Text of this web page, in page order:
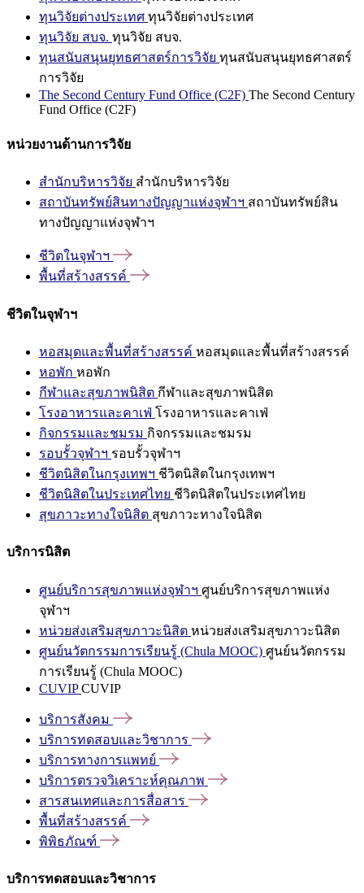
ทุนวิจัยต่างประเทศ ทุนวิจัยต่างประเทศ
ทุนวิจัย สบจ. ทุนวิจัย สบจ.
ทุนสนับสนุนยุทธศาสตร์การวิจัย ทุนสนับสนุนยุทธศาสตร์
การวิจัย
The Second Century Fund Office (C2F) The Second Century
Fund Office (C2F)
หน่วยงานด้านการวิจัย
สำนักบริหารวิจัย สำนักบริหารวิจัย
สถาบันทรัพย์สินทางปัญญาแห่งจุฬาฯ สถาบันทรัพย์สิน
ทางปัญญาแห่งจุฬาฯ
ชีวิตในจุฬาฯ
พื้นที่สร้างสรรค์
ชีวิตในจุฬาฯ
หอสมุดและพื้นที่สร้างสรรค์ หอสมุดและพื้นที่สร้างสรรค์
หอพัก หอพัก
กีฬาและสุขภาพนิสิต กีฬาและสุขภาพนิสิต
โรงอาหารและคาเฟ่ โรงอาหารและคาเฟ่
กิจกรรมและชมรม กิจกรรมและชมรม
รอบรั้วจุฬาฯ รอบรั้วจุฬาฯ
ชีวิตนิสิตในกรุงเทพฯ ชีวิตนิสิตในกรุงเทพฯ
ชีวิตนิสิตในประเทศไทย ชีวิตนิสิตในประเทศไทย
สุขภาวะทางใจนิสิต สุขภาวะทางใจนิสิต
บริการนิสิต
ศูนย์บริการสุขภาพแห่งจุฬาฯ ศูนย์บริการสุขภาพแห่ง
จุฬาฯ
หน่วยส่งเสริมสุขภาวะนิสิต หน่วยส่งเสริมสุขภาวะนิสิต
ศูนย์นวัตกรรมการเรียนรู้ (Chula MOOC) ศูนย์นวัตกรรม
การเรียนรู้ (Chula MOOC)
CUVIPCUVIP
บริการสังคม
บริการทดสอบและวิชาการ
บริการทางการแพทย์
บริการตรวจวิเคราะห์คุณภาพ
สารสนเทศและการสื่อสาร
พื้นที่สร้างสรรค์
พิพิธภัณฑ์
บริการทดสอบและวิชาการ